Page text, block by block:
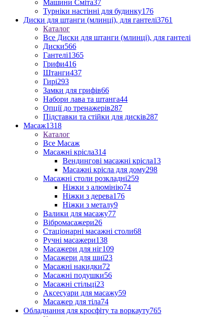
Машини Сміта37
Турніки настінні для будинку176
Диски для штанги (млинці), для гантелі3761
Каталог
Все Диски для штанги (млинці), для гантелі
Диски566
Гантелі1365
Грифи416
Штанги437
Гирі293
Замки для грифів66
Набори лава та штанга44
Опції до тренажерів287
Підставки та стійки для дисків287
Масаж1318
Каталог
Все Масаж
Масажні крісла314
Вендингові масажні крісла13
Масажні крісла для дому298
Масажні столи розкладні259
Ніжки з алюмінію74
Ніжки з дерева176
Ніжки з металу9
Валики для масажу77
Вібромасажери26
Стаціонарні масажні столи68
Ручні масажери138
Масажери для ніг109
Масажери для шиї23
Масажні накидки72
Масажні подушки56
Масажні стільці23
Аксесуари для масажу59
Масажер для тіла74
Обладнання для кросфіту та воркауту765